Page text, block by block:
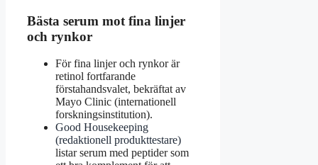
Bästa serum mot fina linjer
och rynkor
För fina linjer och rynkor är
retinol fortfarande
förstahandsvalet, bekräftat av
Mayo Clinic (internationell
forskningsinstitution).
Good Housekeeping
(redaktionell produkttestare)
listar serum med peptider som